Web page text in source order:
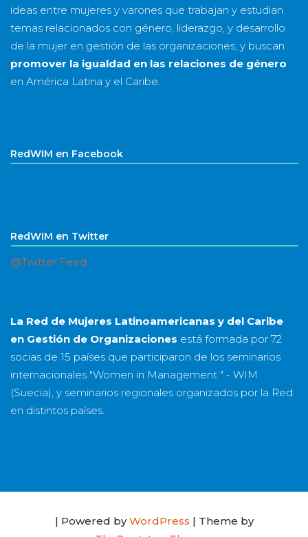
ideas entre mujeres y varones que trabajan y estudian
temas relacionados con género, liderazgo, y desarrollo
de la mujer en gestión de las organizaciones, y buscan
promover la igualdad en las relaciones de género
en América Latina y el Caribe.
RedWIM en Facebook
RedWIM en Twitter
@Twitter Feed
La Red de Mujeres Latinoamericanas y del Caribe
en Gestión de Organizaciones está formada por 72
socias de 15 países que participaron de los seminarios
internacionales "Women in Management " - WIM
(Suecia), y seminarios regionales organizados por la Red
en distintos países.
| Powered byWordPress | Theme by